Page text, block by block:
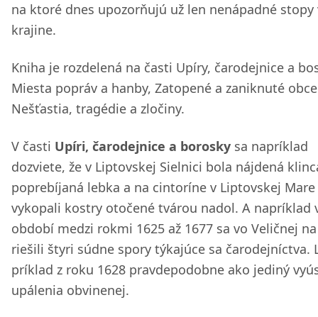
na ktoré dnes upozorňujú už len nenápadné stopy
krajine.
Kniha je rozdelená na časti Upíry, čarodejnice a
Miesta popráv a hanby, Zatopené a zaniknuté
Nešťastia, tragédie a zločiny.
V časti Upíri, čarodejnice a borosky sa napríklad
dozviete, že v Liptovskej Sielnici bola nájdená
poprebíjaná lebka a na cintoríne v Liptovskej Mare
vykopali kostry otočené tvárou nadol. A napríklad
období medzi rokmi 1625 až 1677 sa vo Veličnej
riešili štyri súdne spory týkajúce sa čarodejníctva.
príklad z roku 1628 pravdepodobne ako jediný
upálenia obvinenej.